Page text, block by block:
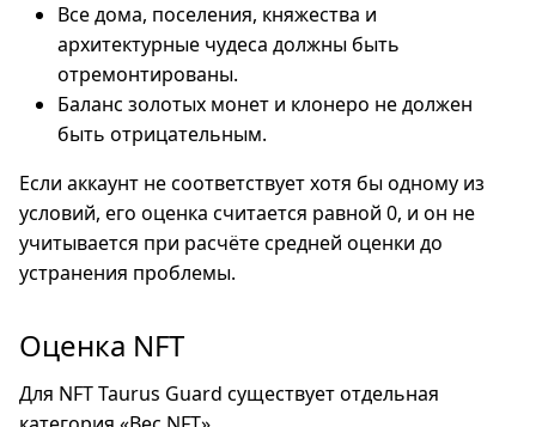
Все дома, поселения, княжества и
архитектурные чудеса должны быть
отремонтированы.
Баланс золотых монет и клонеро не должен
быть отрицательным.
Если аккаунт не соответствует хотя бы одному из
условий, его оценка считается равной 0, и он не
учитывается при расчёте средней оценки до
устранения проблемы.
Оценка NFT
Для NFT Taurus Guard существует отдельная